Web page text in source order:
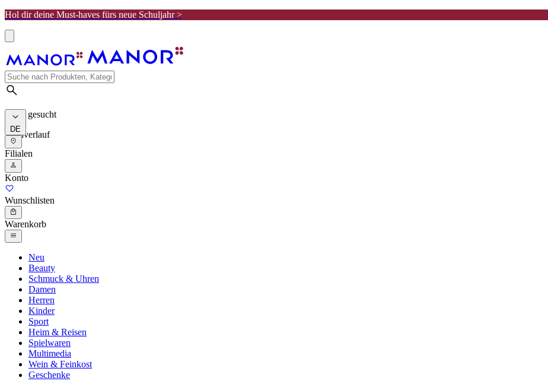
Hol dir deine Must-haves fürs neue Schuljahr >
Meist gesucht
Suchverlauf
DE
Filialen
Konto
Wunschlisten
Warenkorb
Neu
Beauty
Schmuck & Uhren
Damen
Herren
Kinder
Sport
Heim & Reisen
Spielwaren
Multimedia
Wein & Feinkost
Geschenke